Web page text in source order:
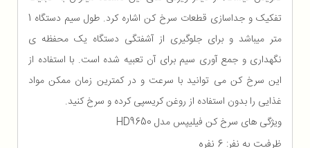
تفکیک و جداسازی قطعات سرخ کن اشاره کرد. طول سیم دستگاه 1
متر میباشد و برای جلوگیری از آشفتگی دستگاه یک محفظه ی
نگهداری و جمع آوری سیم برای آن تعبیه شده است. با استفاده از
این سرخ کن می توانید با سرعت و در کمترین زمان ممکن مواد
غذایی را بدون استفاده از روغن کریسپی کرده و سرخ کنید.
ویژگی های سرخ کن فيليپس مدل HD9650
ظرفیت به نفر: 6 نفره